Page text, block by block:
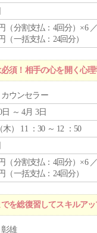
（分割支払：4回分）×6
（一括支払：24回分）
須！相手の心を開く心理
カウンセラー
日 ～ 4月 3日
木） 11 ：30 ～ 12 ：50
（分割支払：4回分）×6
（一括支払：24回分）
を総復習してスキルア
雄